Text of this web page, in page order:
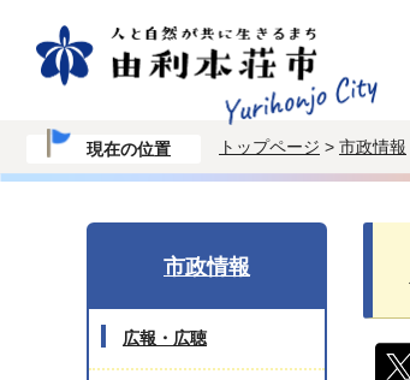
現在の位置 トップページ > 市政情報
市政情報
広報・広聴